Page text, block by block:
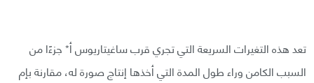
تعد هذه التغيرات السريعة التي تجري قرب ساغيتاريوس أ* جزءًا من
السبب الكامن وراء طول المدة التي أخذها إنتاج صورة له، مقارنة بإم